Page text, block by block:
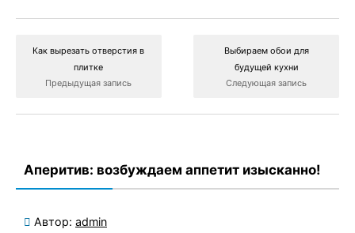
Как вырезать отверстия в
плитке
Предыдущая запись
Выбираем обои для
будущей кухни
Следующая запись
Аперитив: возбуждаем аппетит изысканно!
Автор: admin